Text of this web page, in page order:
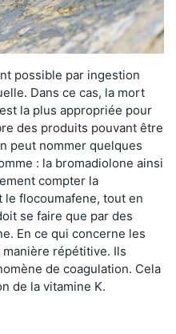
possible par ingestion
Dans ce cas, la mort
la plus appropriée pour
des produits pouvant être
peut nommer quelques
: la bromadiolone ainsi
compter la
flocoumafene, tout en
se faire que par des
En ce qui concerne les
répétitive. Ils
de coagulation. Cela
de la vitamine K.